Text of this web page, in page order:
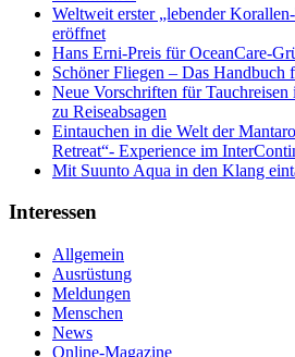
Weltweit erster „lebender
eröffnet
Hans Erni-Preis für OceanCare-
Schöner Fliegen – Das Handbuch
Neue Vorschriften für
zu Reiseabsagen
Eintauchen in die Welt der
Retreat“- Experience im
Mit Suunto Aqua in den Klang
Interessen
Allgemein
Ausrüstung
Meldungen
Menschen
News
Online-Magazine